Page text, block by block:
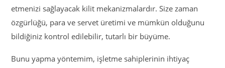
etmenizi sağlayacak kilit mekanizmalardır. Size zaman
özgürlüğü, para ve servet üretimi ve mümkün olduğunu
bildiğiniz kontrol edilebilir, tutarlı bir büyüme.
Bunu yapma yöntemim, işletme sahiplerinin ihtiyaç